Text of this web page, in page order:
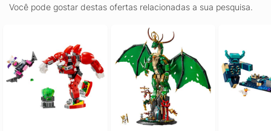
Você pode gostar destas ofertas relacionadas a sua pesquisa.